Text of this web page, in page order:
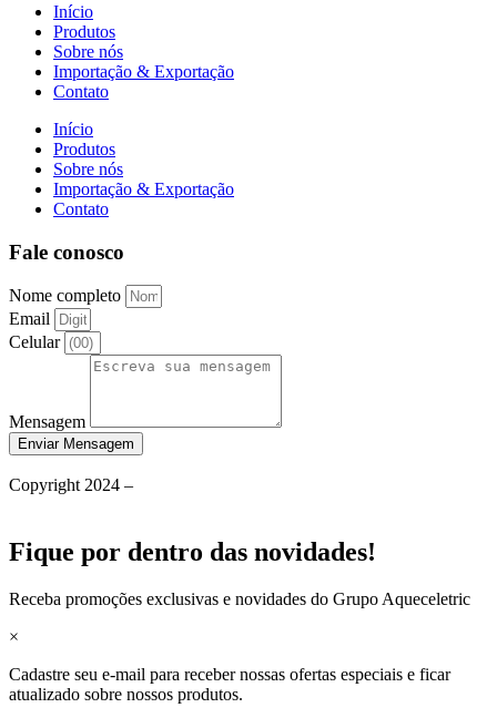
Início
Produtos
Sobre nós
Importação & Exportação
Contato
Início
Produtos
Sobre nós
Importação & Exportação
Contato
Fale conosco
Nome completo
Email
Celular
Mensagem
Enviar Mensagem
Copyright 2024 –
Fique por dentro das novidades!
Receba promoções exclusivas e novidades do Grupo Aqueceletric
×
Cadastre seu e-mail para receber nossas ofertas especiais e ficar
atualizado sobre nossos produtos.